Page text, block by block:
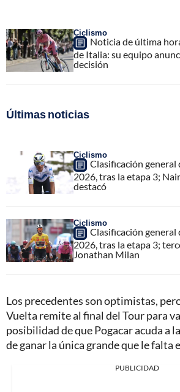
Ciclismo
Noticia de última
de Italia: su equipo
decisión
Últimas noticias
Ciclismo
Clasificación general
2026, tras la etapa 3;
destacó
Ciclismo
Clasificación general
2026, tras la etapa 3;
Jonathan Milan
Los precedentes son optimistas,
Vuelta remite al final del Tour para
posibilidad de que Pogacar acuda a
de ganar la única grande que le falta
PUBLICIDAD